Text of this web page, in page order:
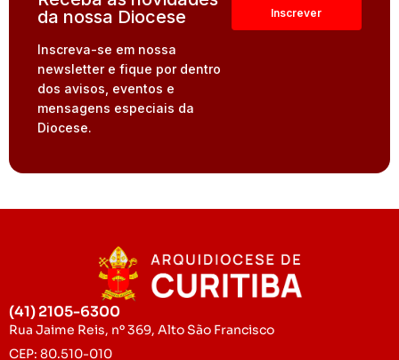
da nossa Diocese
Inscreva-se em nossa
newsletter e fique por dentro
dos avisos, eventos e
mensagens especiais da
Diocese.
(41) 2105-6300
Rua Jaime Reis, nº 369, Alto São Francisco
CEP: 80.510-010